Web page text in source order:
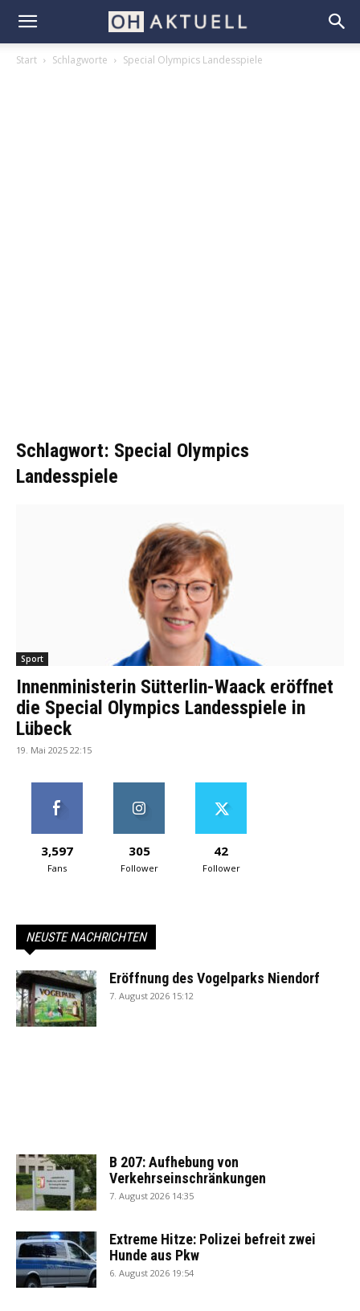
Start Schlagworte Special Olympics Landesspiele
Schlagwort: Special Olympics
Landesspiele
Sport
Innenministerin Sütterlin-Waack eröffnet
die Special Olympics Landesspiele in
Lübeck
19. Mai 2025 22:15
3,597
Fans
305
Follower
42
Follower
NEUSTE NACHRICHTEN
Eröffnung des Vogelparks Niendorf
7. August 2026 15:12
B 207: Aufhebung von
Verkehrseinschränkungen
7. August 2026 14:35
Extreme Hitze: Polizei befreit zwei
Hunde aus Pkw
6. August 2026 19:54